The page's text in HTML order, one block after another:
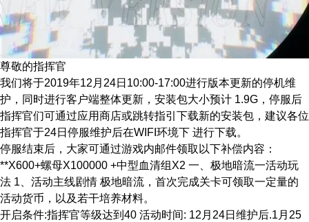
尊敬的指挥官
我们将于2019年12月24日10:00-17:00进行版本更新的停机维
护，同时进行客户端整体更新，安装包大小预计 1.9G，停服后
指挥官们可通过应用商店或跳转指引下载新的安装包，建议各位
指挥官于24日停服维护后在WIFI环境下 进行下载。
停服结束后，大家可通过游戏内邮件领取以下补偿内容：
**X600+螺母X100000 +中型血清组X2 一、极地暗流一活动玩
法 1、活动主线剧情 极地暗流，首次完成关卡可领取一定量的
活动货币，以及若干培养材料。
开启条件:指挥官等级达到40 活动时间: 12月24日维护后.1月25